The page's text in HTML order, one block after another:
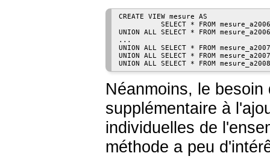
CREATE VIEW mesure AS
SELECT * FROM
UNION ALL SELECT * FROM
...
UNION ALL SELECT * FROM
UNION ALL SELECT * FROM
Néanmoins, le
supplémentaire à
individuelles de
méthode a peu